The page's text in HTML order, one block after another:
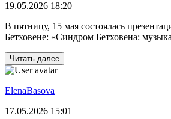
19.05.2026 18:20
В пятницу, 15 мая состоялась
Бетховене: «Синдром Бетховена:
Читать далее
ElenaBasova
17.05.2026 15:01